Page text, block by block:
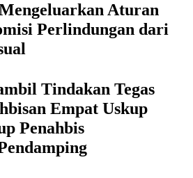
Aturan
Perlindungan dari
Tindakan Tegas
Empat Uskup
Penahbis